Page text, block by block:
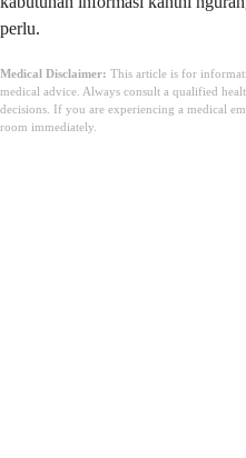
perlu.
Medical Disclaimer: This article is for
medical advice. Always consult a qualified
decisions. If you are experiencing a medical
room immediately.